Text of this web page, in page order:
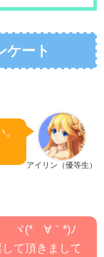
ケート
アイリン（優等生）
ヾ(*´∀｀*)ﾉ
て頂きまして